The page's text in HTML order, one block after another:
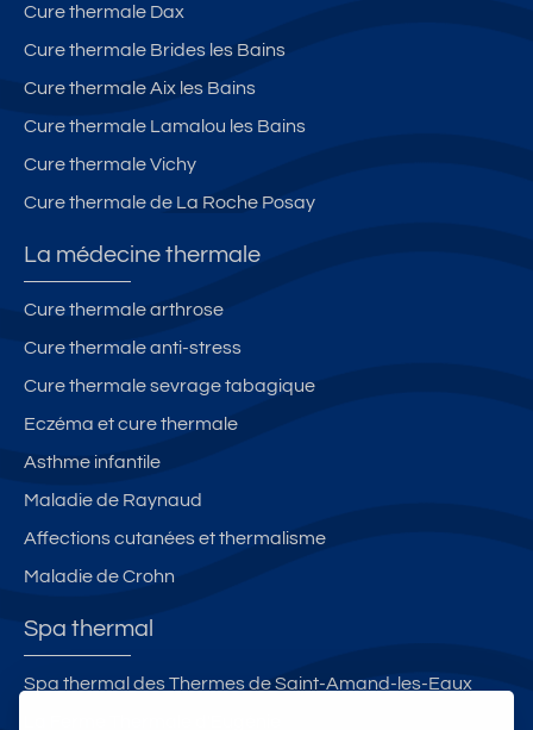
Cure thermale Dax
Cure thermale Brides les Bains
Cure thermale Aix les Bains
Cure thermale Lamalou les Bains
Cure thermale Vichy
Cure thermale de La Roche Posay
La médecine thermale
Cure thermale arthrose
Cure thermale anti-stress
Cure thermale sevrage tabagique
Eczéma et cure thermale
Asthme infantile
Maladie de Raynaud
Affections cutanées et thermalisme
Maladie de Crohn
Spa thermal
Spa thermal des Thermes de Saint-Amand-les-Eaux